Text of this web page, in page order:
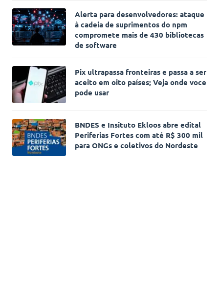
Alerta para desenvolvedores: ataque
à cadeia de suprimentos do npm
compromete mais de 430 bibliotecas
de software
Pix ultrapassa fronteiras e passa a ser
aceito em oito países; Veja onde voce
pode usar
BNDES e Insituto Ekloos abre edital
Periferias Fortes com até R$ 300 mil
para ONGs e coletivos do Nordeste